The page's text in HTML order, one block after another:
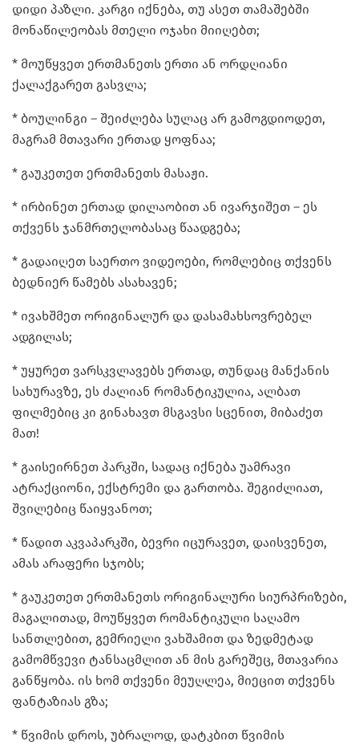
დიდი პაზლი. კარგი იქნება, თუ ასეთ თამაშებში
მონაწილეობას მთელი ოჯახი მიიღებთ;
* მოუწყვეთ ერთმანეთს ერთი ან ორდღიანი
ქალაქგარეთ გასვლა;
* ბოულინგი – შეიძლება სულაც არ გამოგდიოდეთ,
მაგრამ მთავარი ერთად ყოფნაა;
* გაუკეთეთ ერთმანეთს მასაჟი.
* ირბინეთ ერთად დილაობით ან ივარჯიშეთ – ეს
თქვენს ჯანმრთელობასაც წაადგება;
* გადაიღეთ საერთო ვიდეოები, რომლებიც თქვენს
ბედნიერ წამებს ასახავენ;
* ივახშმეთ ორიგინალურ და დასამახსოვრებელ
ადგილას;
* უყურეთ ვარსკვლავებს ერთად, თუნდაც მანქანის
სახურავზე, ეს ძალიან რომანტიკულია, ალბათ
ფილმებიც კი გინახავთ მსგავსი სცენით, მიბაძეთ
მათ!
* გაისეირნეთ პარკში, სადაც იქნება უამრავი
ატრაქციონი, ექსტრემი და გართობა. შეგიძლიათ,
შვილებიც წაიყვანოთ;
* წადით აკვაპარკში, ბევრი იცურავეთ, დაისვენეთ,
ამას არაფერი სჯობს;
* გაუკეთეთ ერთმანეთს ორიგინალური სიურპრიზები,
მაგალითად, მოუწყვეთ რომანტიკული საღამო
სანთლებით, გემრიელი ვახშამით და ზედმეტად
გამომწვევი ტანსაცმლით ან მის გარეშეც, მთავარია
განწყობა. ის ხომ თქვენი მეუღლეა, მიეცით თქვენს
ფანტაზიას გზა;
* წვიმის დროს, უბრალოდ, დატკბით წვიმის